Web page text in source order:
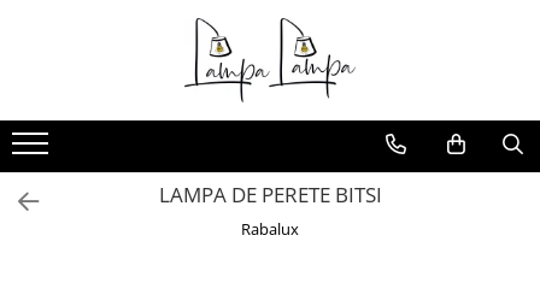
Corpuri de iluminat exterior
Aplice pentru exterior
Iluminat stradal
LAMPA DE PERETE BITSI
Rabalux